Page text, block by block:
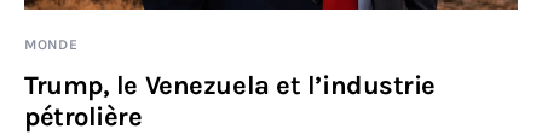
MONDE
Trump, le Venezuela et l’industrie
pétrolière